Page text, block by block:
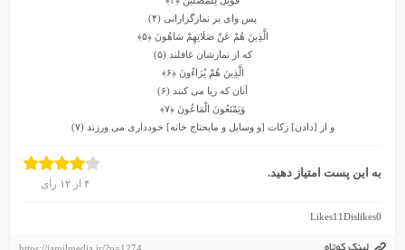
پس واى بر نمازگزارانى (۴)
الَّذِینَ هُمْ عَنْ صَلَاتِهِمْ سَاهُونَ﴿۵﴾
که از نمازشان غافلند (۵)
الَّذِینَ هُمْ یُرَاءُونَ﴿۶﴾
آنان که ریا مى کنند (۶)
وَیَمْنَعُونَ الْمَاعُونَ ﴿۷﴾
و از [دادن] زکات [و وسایل و مایحتاج خانه] خوددارى مى ‏ورزند (۷)
به این پست امتیاز دهید.
۴ از۱۲ رای
Likes11Dislikes0